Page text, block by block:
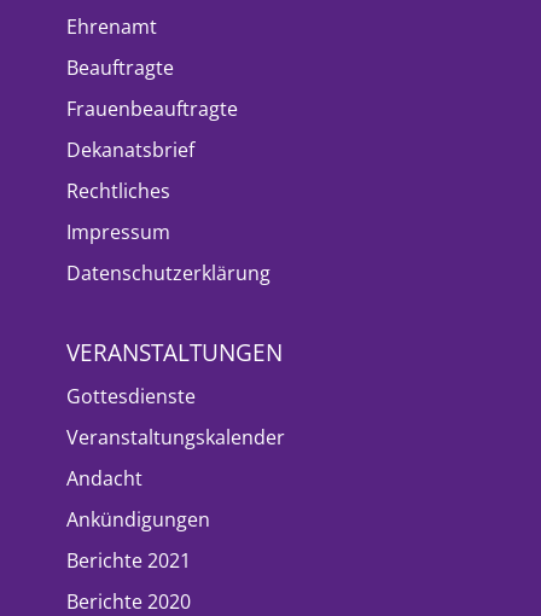
Ehrenamt
Beauftragte
Frauenbeauftragte
Dekanatsbrief
Rechtliches
Impressum
Datenschutzerklärung
VERANSTALTUNGEN
Gottesdienste
Veranstaltungskalender
Andacht
Ankündigungen
Berichte 2021
Berichte 2020